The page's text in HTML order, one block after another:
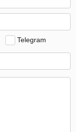
Telegram